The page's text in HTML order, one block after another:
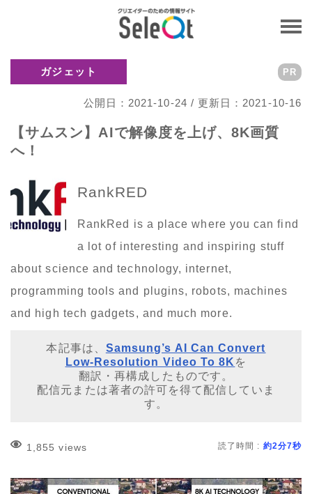
ガジェット
公開日：2021-10-24 / 更新日：2021-10-16
PR
【サムスン】AIで解像度を上げ、8K画質
へ！
RankRED
RankRed is a place where you can find
a lot of interesting and inspiring stuff
about science and technology, internet,
programming tools and plugins, robots, machines
and high tech gadgets, and much more.
本記事は、 Samsung’s AI Can Convert
Low-Resolution Video To 8K を
翻訳・再構成したものです。
配信元または著者の許可を得て配信していま
す。
1,855 views 読了時間 : 約2分7秒